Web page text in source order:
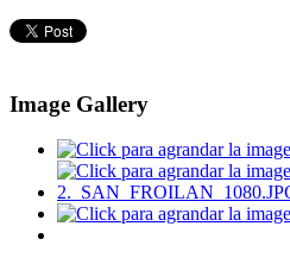
Image Gallery